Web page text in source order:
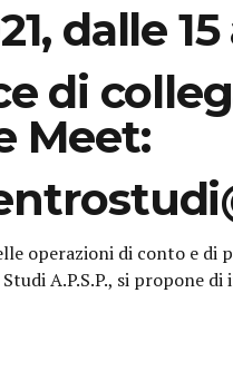
dalle 15
di
Meet:
operazioni di conto e di
A.P.S.P., si propone